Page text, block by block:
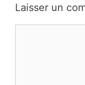
Laisser un